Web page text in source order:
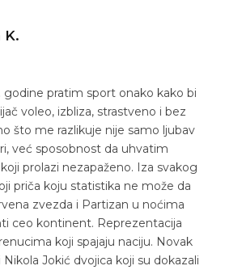
K.
godine pratim sport onako kako bi
voleo, izbliza, strastveno i bez
što me razlikuje nije samo ljubav
već sposobnost da uhvatim
prolazi nezapaženo. Iza svakog
priča koju statistika ne može da
zvezda i Partizan u noćima
ceo kontinent. Reprezentacija
koji spajaju naciju. Novak
Jokić dvojica koji su dokazali